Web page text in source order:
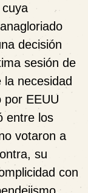
decisión
sesión de
la necesidad
por EEUU
entre los
votaron a
su
con